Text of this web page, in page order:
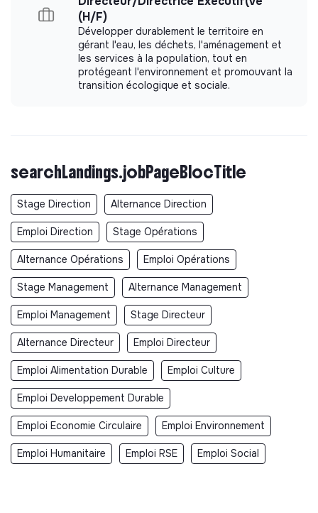
(H/F)
Développer durablement le territoire en
gérant l'eau, les déchets, l'aménagement et
les services à la population, tout en
protégeant l'environnement et promouvant la
transition écologique et sociale.
searchLandings.jobPageBlocTitle
Stage Direction Alternance Direction
Emploi Direction Stage Opérations
Alternance Opérations Emploi Opérations
Stage Management Alternance Management
Emploi Management Stage Directeur
Alternance Directeur Emploi Directeur
Emploi Alimentation Durable Emploi Culture
Emploi Developpement Durable
Emploi Economie Circulaire Emploi Environnement
Emploi Humanitaire Emploi RSE Emploi Social